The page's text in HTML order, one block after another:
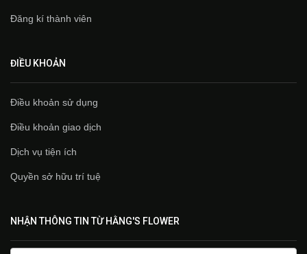
Đăng kí thành viên
ĐIỀU KHOẢN
Điều khoản sử dụng
Điều khoản giao dịch
Dịch vụ tiện ích
Quyền sở hữu trí tuệ
NHẬN THÔNG TIN TỪ HẰNG'S FLOWER